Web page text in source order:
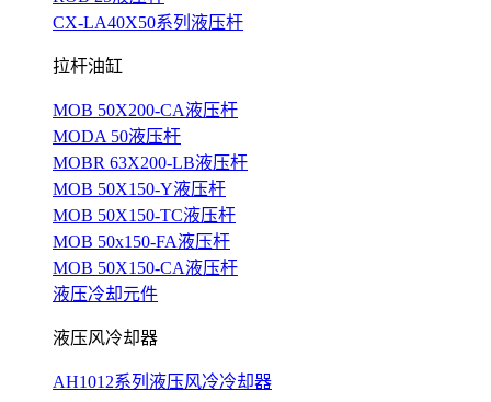
CX-LA40X50系列液压杆
拉杆油缸
MOB 50X200-CA液压杆
MODA 50液压杆
MOBR 63X200-LB液压杆
MOB 50X150-Y液压杆
MOB 50X150-TC液压杆
MOB 50x150-FA液压杆
MOB 50X150-CA液压杆
液压冷却元件
液压风冷却器
AH1012系列液压风冷冷却器